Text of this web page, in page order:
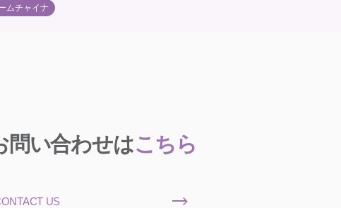
ムチャイナ
問い合わせはこちら
US